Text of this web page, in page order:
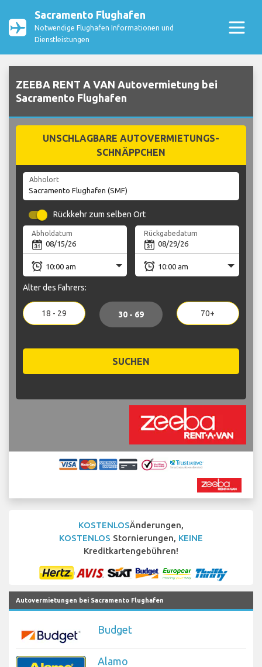
Sacramento Flughafen
Notwendige Flughafen Informationen und
Dienstleistungen
ZEEBA RENT A VAN Autovermietung bei
Sacramento Flughafen
UNSCHLAGBARE AUTOVERMIETUNGS-
SCHNÄPPCHEN
Abholort
Rückkehr zum selben Ort
Abholdatum Rückgabedatum
Alter des Fahrers:
18 - 29 30 - 69 70+
SUCHEN
KOSTENLOSÄnderungen,
KOSTENLOS Stornierungen, KEINE
Kreditkartengebühren!
Autovermietungen bei Sacramento Flughafen
Budget
Alamo